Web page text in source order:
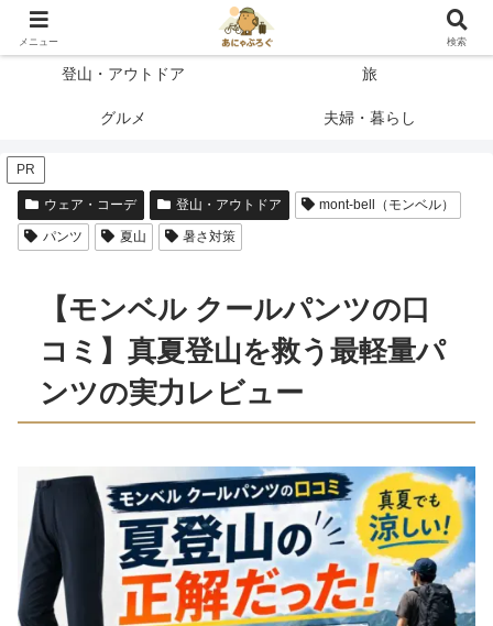
登って、使って、納得したことだけを書く
登山・アウトドア 旅
グルメ 夫婦・暮らし
PR
ウェア・コーデ 登山・アウトドア mont-bell（モンベル）
パンツ 夏山 暑さ対策
【モンベル クールパンツの口
コミ】真夏登山を救う最軽量パ
ンツの実力レビュー
メニュー 検索